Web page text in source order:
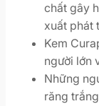
chất gây
xuất phát
Kem
người lớn
Những
răng